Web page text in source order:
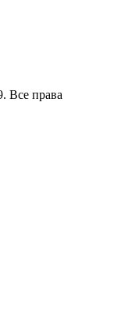
Все права